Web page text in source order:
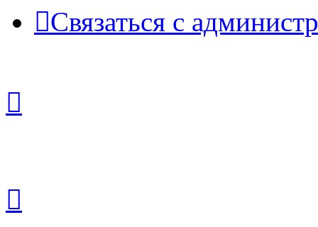
Связаться с